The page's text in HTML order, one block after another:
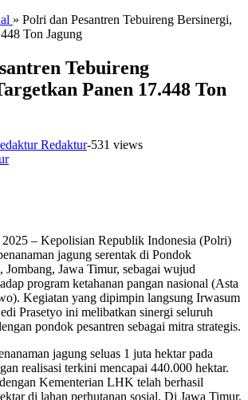
» Polri dan Pesantren Tebuireng Bersinergi,
Ton Jagung
Tebuireng
Panen 17.448 Ton
Redaktur-531 views
2025 – Kepolisian Republik Indonesia (Polri)
jagung serentak di Pondok
Jombang, Jawa Timur, sebagai wujud
program ketahanan pangan nasional (Asta
Kegiatan yang dipimpin langsung Irwasum
Prasetyo ini melibatkan sinergi seluruh
pondok pesantren sebagai mitra strategis.
jagung seluas 1 juta hektar pada
realisasi terkini mencapai 440.000 hektar.
Kementerian LHK telah berhasil
di lahan perhutanan sosial. Di Jawa Timur,